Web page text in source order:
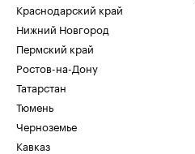
Краснодарский край
Нижний Новгород
Пермский край
Ростов-на-Дону
Татарстан
Тюмень
Черноземье
Кавказ